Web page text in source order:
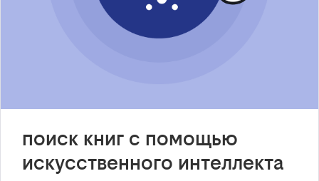
поиск книг с помощью
искусственного интеллекта